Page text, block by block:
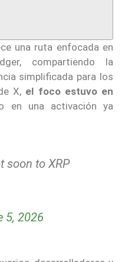
una ruta enfocada en
compartiendo la
simplificada para los
X, el foco estuvo en
en una activación ya
soon to XRP
5, 2026